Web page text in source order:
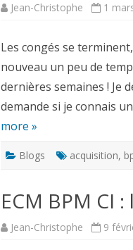
Jean-Christophe 1
Les congés se
nouveau un peu de
dernières semaines ! Je
demande si je connais
more »
Blogs acquisition,
ECM BPM CI
Jean-Christophe 9